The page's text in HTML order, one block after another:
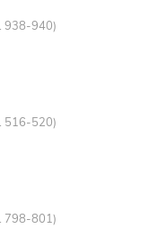
938-940)
516-520)
798-801)